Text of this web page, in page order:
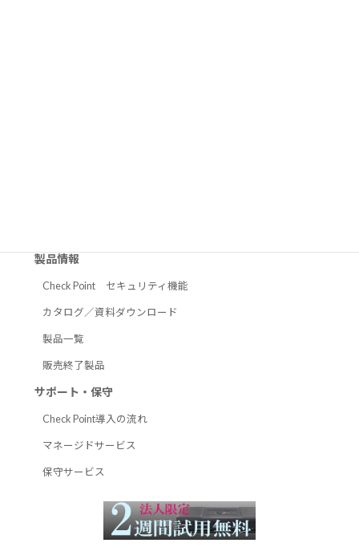
製品情報
Check Point セキュリティ機能
カタログ／資料ダウンロード
製品一覧
販売終了製品
サポート・保守
Check Point導入の流れ
マネージドサービス
保守サービス